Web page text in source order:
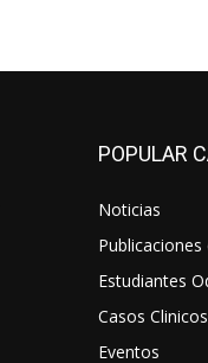
POPULAR
Noticias
Publicaciones
Estudiantes
Casos Clinicos
Eventos